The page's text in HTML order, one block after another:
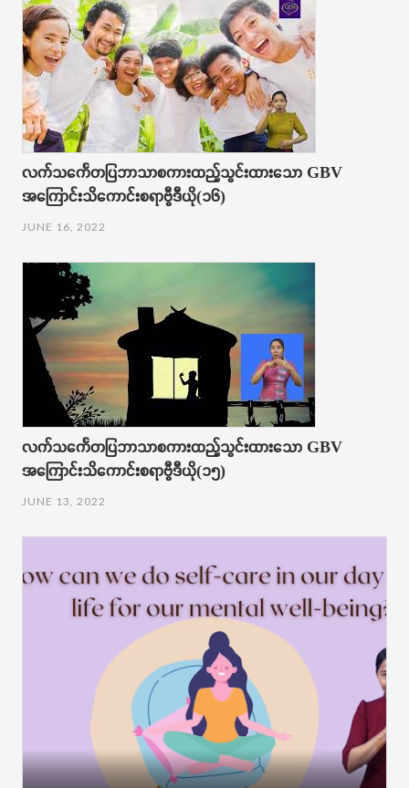
လက်သင်္ကေတပြဘာသာစကားထည့်သွင်းထားသော GBV
အကြောင်းသိကောင်းစရာဗွီဒီယို(၁၆)
JUNE 16, 2022
လက်သင်္ကေတပြဘာသာစကားထည့်သွင်းထားသော GBV
အကြောင်းသိကောင်းစရာဗွီဒီယို(၁၅)
JUNE 13, 2022